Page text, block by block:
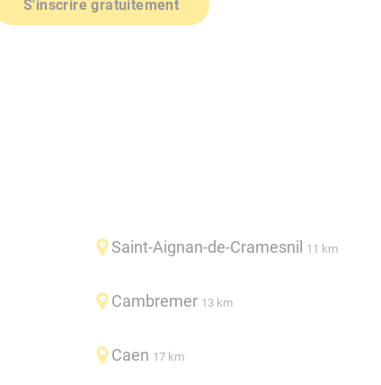
S'inscrire gratuitement
Saint-Aignan-de-Cramesnil 11 km
Cambremer 13 km
Caen 17 km